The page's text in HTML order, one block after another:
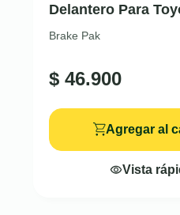
Delantero Para
Brake Pak
$ 46.900
Agregar al
Vista